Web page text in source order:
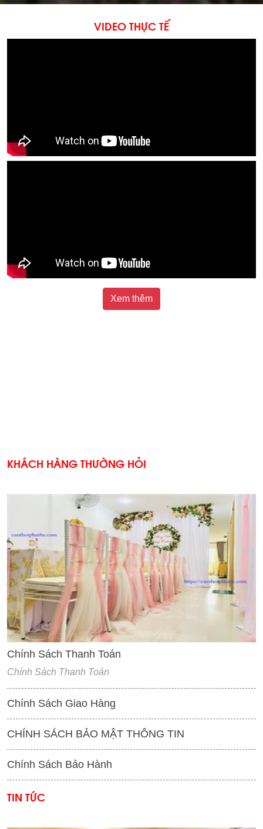
VIDEO THỰC TẾ
Xem thêm
KHÁCH HÀNG THƯỜNG HỎI
'
Chính Sách Thanh Toán
Chính Sách Thanh Toán
Chính Sách Giao Hàng
CHÍNH SÁCH BẢO MẬT THÔNG TIN
Chính Sách Bảo Hành
TIN TỨC